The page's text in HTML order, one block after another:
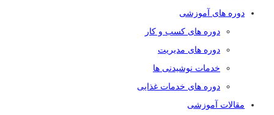
دوره های آموزشی
دوره های کسب و کار
دوره های مدیریت
خدمات نوشیدنی ها
دوره های خدمات غذایی
مقالات آموزشی